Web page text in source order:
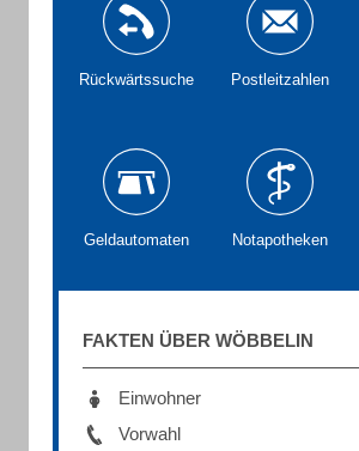
Rückwärtssuche Postleitzahlen
Geldautomaten Notapotheken
FAKTEN ÜBER WÖBBELIN
Einwohner
Vorwahl